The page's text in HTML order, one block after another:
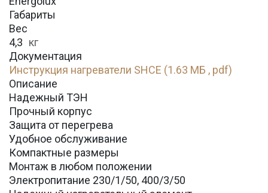
Габариты
Вес
4,3 кг
Документация
Инструкция нагреватели SHCE (1.63 МБ , pdf)
Описание
Надежный ТЭН
Прочный корпус
Защита от перегрева
Удобное обслуживание
Компактные размеры
Монтаж в любом положении
Электропитание 230/1/50, 400/3/50